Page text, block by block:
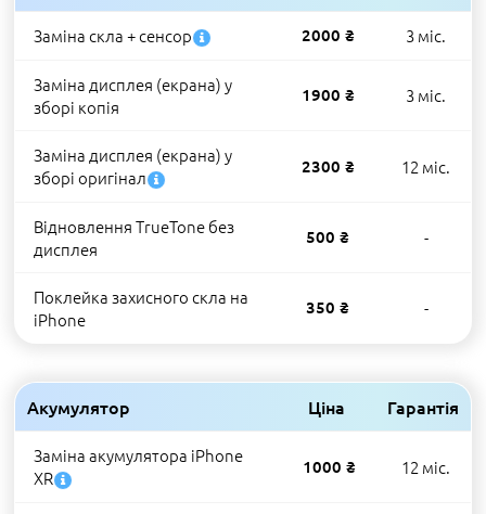
Заміна скла + сенсор 2000 ₴ 3 міс.
Заміна дисплея (екрана) у
зборі копія
1900 ₴ 3 міс.
Заміна дисплея (екрана) у
зборі оригінал
2300 ₴ 12 міс.
Відновлення TrueTone без
дисплея
500 ₴ -
Поклейка захисного скла на
iPhone
350 ₴ -
Акумулятор Ціна Гарантія
Заміна акумулятора iPhone
XR
1000 ₴ 12 міс.